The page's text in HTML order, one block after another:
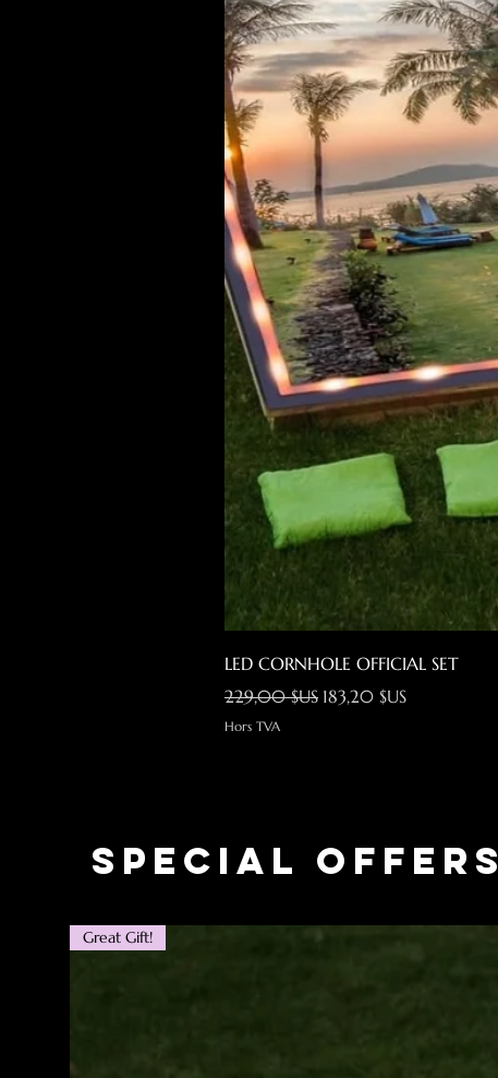
LED CORNHOLE OFFICIAL SET
Prix original
229,00 $US Prix promotionnel
183,20 $US
Hors TVA
Special Offers
Great Gift!